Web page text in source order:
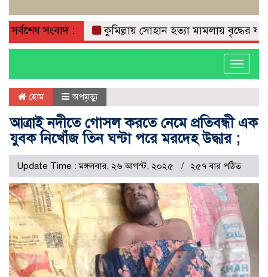
সর্বশেষ সংবাদ : কুমিল্লায় সোহান হত্যা মামলায় বৃদ্ধের
Toggle
হোম অপমৃত্যু
আত্রাই নদীতে গোসল করতে নেমে প্রতিবন্ধী এক
যুবক নিখোঁজ তিন ঘন্টা পরে মরদেহ উদ্ধার ;
Update Time : মঙ্গলবার, ২৬ আগস্ট, ২০২৫ ২৫৭ বার পঠিত